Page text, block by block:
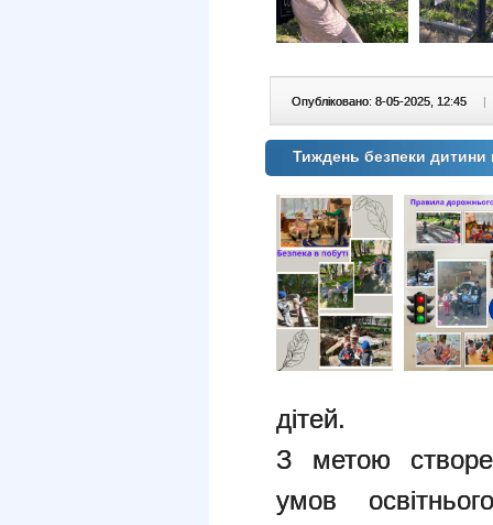
Опубліковано: 8-05-2025, 12:45 |
Тиждень безпеки
дітей.
З метою
умов